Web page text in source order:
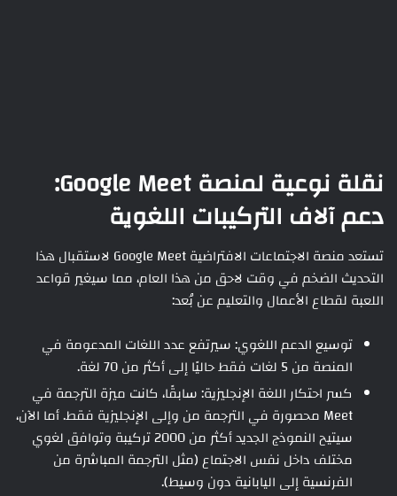
نقلة نوعية لمنصة Google Meet:
دعم آلاف التركيبات اللغوية
تستعد منصة الاجتماعات الافتراضية Google Meet لاستقبال هذا
التحديث الضخم في وقت لاحق من هذا العام، مما سيغير قواعد
اللعبة لقطاع الأعمال والتعليم عن بُعد:
توسيع الدعم اللغوي: سيرتفع عدد اللغات المدعومة في
المنصة من 5 لغات فقط حاليًا إلى أكثر من 70 لغة.
كسر احتكار اللغة الإنجليزية: سابقًا، كانت ميزة الترجمة في
Meet محصورة في الترجمة من وإلى الإنجليزية فقط. أما الآن،
سيتيح النموذج الجديد أكثر من 2000 تركيبة وتوافق لغوي
مختلف داخل نفس الاجتماع (مثل الترجمة المباشرة من
الفرنسية إلى اليابانية دون وسيط).